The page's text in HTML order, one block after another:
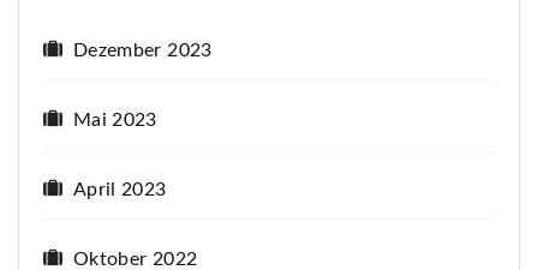
Dezember 2023
Mai 2023
April 2023
Oktober 2022